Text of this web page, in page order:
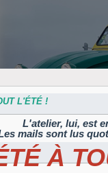
Plaques
autocollantes et
Plaques
peintes
L'ÉTÉ !
L'atelier, lui, est
mails sont lus
À